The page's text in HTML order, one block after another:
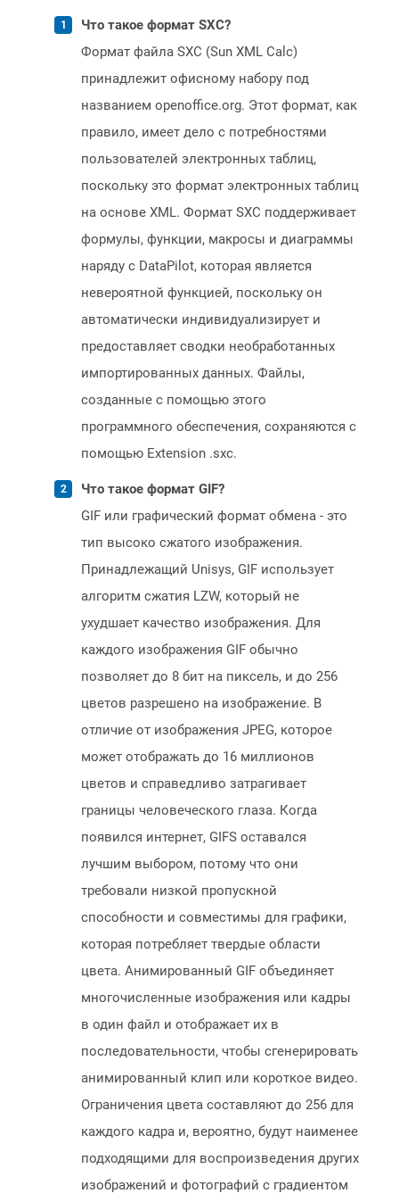
Что такое формат SXC?
Формат файла SXC (Sun XML Calc)
принадлежит офисному набору под
названием openoffice.org. Этот формат, как
правило, имеет дело с потребностями
пользователей электронных таблиц,
поскольку это формат электронных таблиц
на основе XML. Формат SXC поддерживает
формулы, функции, макросы и диаграммы
наряду с DataPilot, которая является
невероятной функцией, поскольку он
автоматически индивидуализирует и
предоставляет сводки необработанных
импортированных данных. Файлы,
созданные с помощью этого
программного обеспечения, сохраняются с
помощью Extension .sxc.
Что такое формат GIF?
GIF или графический формат обмена - это
тип высоко сжатого изображения.
Принадлежащий Unisys, GIF использует
алгоритм сжатия LZW, который не
ухудшает качество изображения. Для
каждого изображения GIF обычно
позволяет до 8 бит на пиксель, и до 256
цветов разрешено на изображение. В
отличие от изображения JPEG, которое
может отображать до 16 миллионов
цветов и справедливо затрагивает
границы человеческого глаза. Когда
появился интернет, GIFS оставался
лучшим выбором, потому что они
требовали низкой пропускной
способности и совместимы для графики,
которая потребляет твердые области
цвета. Анимированный GIF объединяет
многочисленные изображения или кадры
в один файл и отображает их в
последовательности, чтобы сгенерировать
анимированный клип или короткое видео.
Ограничения цвета составляют до 256 для
каждого кадра и, вероятно, будут наименее
подходящими для воспроизведения других
изображений и фотографий с градиентом